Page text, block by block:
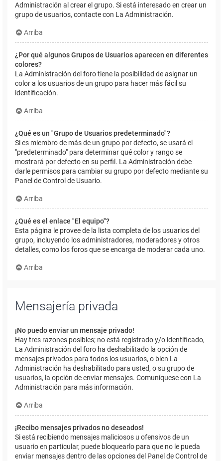
Administración al crear el grupo. Si está interesado en crear un
grupo de usuarios, contacte con La Administración.
Arriba
¿Por qué algunos Grupos de Usuarios aparecen en diferentes
colores?
La Administración del foro tiene la posibilidad de asignar un
color a los usuarios de un grupo para hacer más fácil su
identificación.
Arriba
¿Qué es un "Grupo de Usuarios predeterminado"?
Si es miembro de más de un grupo por defecto, se usará el
"predeterminado" para determinar qué color y rango se
mostrará por defecto en su perfil. La Administración debe
darle permisos para cambiar su grupo por defecto mediante su
Panel de Control de Usuario.
Arriba
¿Qué es el enlace "El equipo"?
Esta página le provee de la lista completa de los usuarios del
grupo, incluyendo los administradores, moderadores y otros
detalles, como los foros que se encarga de moderar cada uno.
Arriba
Mensajería privada
¡No puedo enviar un mensaje privado!
Hay tres razones posibles; no está registrado y/o identificado,
La Administración del foro ha deshabilitado la opción de
mensajes privados para todos los usuarios, o bien La
Administración ha deshabilitado para usted, o su grupo de
usuarios, la opción de enviar mensajes. Comuníquese con La
Administración para más información.
Arriba
¡Recibo mensajes privados no deseados!
Si está recibiendo mensajes maliciosos u ofensivos de un
usuario en particular, puede bloquearlo para que no le pueda
enviar mensajes dentro de las opciones del Panel de Control de